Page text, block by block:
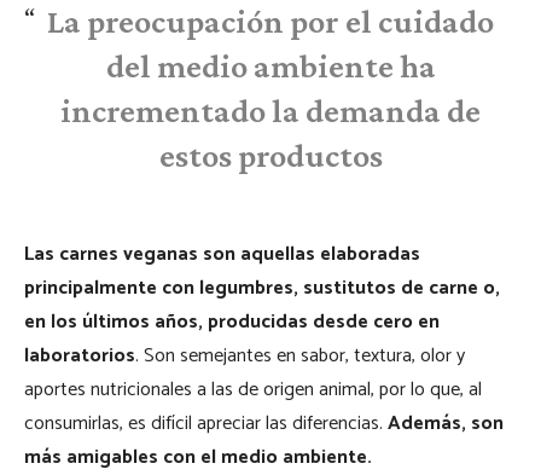
La preocupación por el cuidado
del medio ambiente ha
incrementado la demanda de
estos productos
Las carnes veganas son aquellas elaboradas
principalmente con legumbres, sustitutos de carne o,
en los últimos años, producidas desde cero en
laboratorios. Son semejantes en sabor, textura, olor y
aportes nutricionales a las de origen animal, por lo que, al
consumirlas, es difícil apreciar las diferencias.Además, son
más amigables con el medio ambiente.